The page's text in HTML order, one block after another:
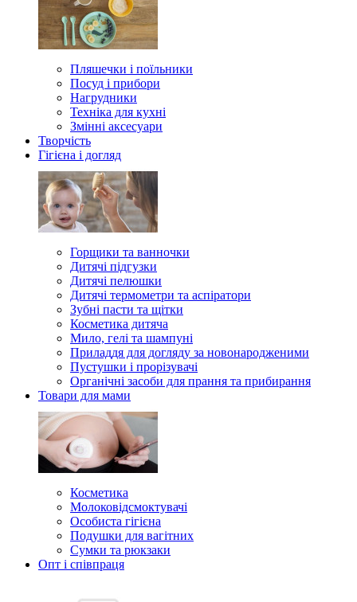
Пляшечки і поїльники
Посуд і прибори
Нагрудники
Техніка для кухні
Змінні аксесуари
Творчість
Гігієна і догляд
Горщики та ванночки
Дитячі підгузки
Дитячі пелюшки
Дитячі термометри та аспіратори
Зубні пасти та щітки
Косметика дитяча
Мило, гелі та шампуні
Приладдя для догляду за новонародженими
Пустушки і прорізувачі
Органічні засоби для прання та прибирання
Товари для мами
Косметика
Молоковідсмоктувачі
Особиста гігієна
Подушки для вагітних
Сумки та рюкзаки
Опт і співпраця